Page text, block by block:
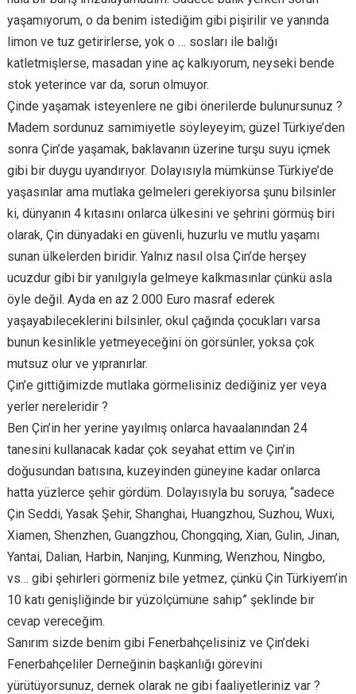
yaşamıyorum, o da benim istediğim gibi pişirilir ve yanında
limon ve tuz getirirlerse, yok o … sosları ile balığı
katletmişlerse, masadan yine aç kalkıyorum, neyseki bende
stok yeterince var da, sorun olmuyor.
Çinde yaşamak isteyenlere ne gibi önerilerde bulunursunuz ?
Madem sordunuz samimiyetle söyleyeyim; güzel Türkiye’den
sonra Çin’de yaşamak, baklavanın üzerine turşu suyu içmek
gibi bir duygu uyandırıyor. Dolayısıyla mümkünse Türkiye’de
yaşasınlar ama mutlaka gelmeleri gerekiyorsa şunu bilsinler
ki, dünyanın 4 kıtasını onlarca ülkesini ve şehrini görmüş biri
olarak, Çin dünyadaki en güvenli, huzurlu ve mutlu yaşamı
sunan ülkelerden biridir. Yalnız nasıl olsa Çin’de herşey
ucuzdur gibi bir yanılgıyla gelmeye kalkmasınlar çünkü asla
öyle değil. Ayda en az 2.000 Euro masraf ederek
yaşayabileceklerini bilsinler, okul çağında çocukları varsa
bunun kesinlikle yetmeyeceğini ön görsünler, yoksa çok
mutsuz olur ve yıpranırlar.
Çin’e gittiğimizde mutlaka görmelisiniz dediğiniz yer veya
yerler nereleridir ?
Ben Çin’in her yerine yayılmış onlarca havaalanından 24
tanesini kullanacak kadar çok seyahat ettim ve Çin’in
doğusundan batısına, kuzeyinden güneyine kadar onlarca
hatta yüzlerce şehir gördüm. Dolayısıyla bu soruya; “sadece
Çin Seddi, Yasak Şehir, Shanghai, Huangzhou, Suzhou, Wuxi,
Xiamen, Shenzhen, Guangzhou, Chongqing, Xian, Gulin, Jinan,
Yantai, Dalian, Harbin, Nanjing, Kunming, Wenzhou, Ningbo,
vs… gibi şehirleri görmeniz bile yetmez, çünkü Çin Türkiyem’in
10 katı genişliğinde bir yüzölçümüne sahip” şeklinde bir
cevap vereceğim.
Sanırım sizde benim gibi Fenerbahçelisiniz ve Çin’deki
Fenerbahçeliler Derneğinin başkanlığı görevini
yürütüyorsunuz, dernek olarak ne gibi faaliyetleriniz var ?